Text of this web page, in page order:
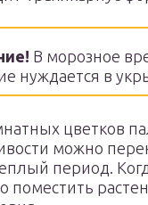
В морозное
нуждается в
цветков
можно
период.
поместить